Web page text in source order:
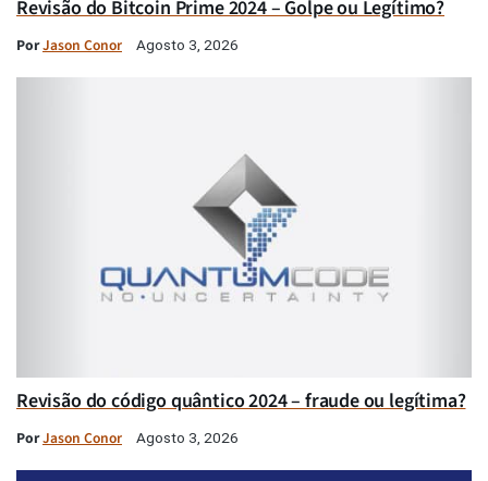
Revisão do Bitcoin Prime 2024 – Golpe ou Legítimo?
PorJason Conor Agosto 3, 2026
Revisão do código quântico 2024 – fraude ou legítima?
PorJason Conor Agosto 3, 2026